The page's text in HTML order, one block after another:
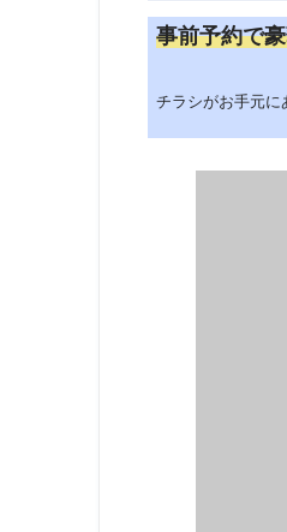
事前予約で
チラシがお手元に